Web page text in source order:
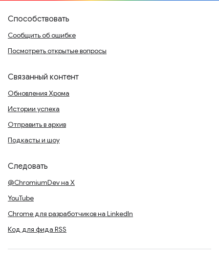
Способствовать
Сообщить об ошибке
Посмотреть открытые вопросы
Связанный контент
Обновления Хрома
Истории успеха
Отправить в архив
Подкасты и шоу
Следовать
@ChromiumDev на X
YouTube
Chrome для разработчиков на LinkedIn
Код для фида RSS